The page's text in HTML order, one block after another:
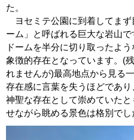
た。
ヨセミテ公園に到着してまず
ーム」と呼ばれる巨大な岩山
ドームを半分に切り取ったよ
象徴的存在となっています。(
れませんが)最高地点から見る
存在感に言葉を失うほどであ
神聖な存在として崇めていた
せながら眺める景色は格別でし